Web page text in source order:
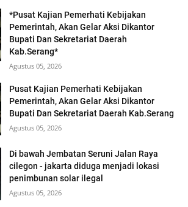
*Pusat Kajian Pemerhati Kebijakan
Pemerintah, Akan Gelar Aksi Dikantor
Bupati Dan Sekretariat Daerah
Kab.Serang*
Agustus 05, 2026
Pusat Kajian Pemerhati Kebijakan
Pemerintah, Akan Gelar Aksi Dikantor
Bupati Dan Sekretariat Daerah Kab.Serang
Agustus 05, 2026
Di bawah Jembatan Seruni Jalan Raya
cilegon - jakarta diduga menjadi lokasi
penimbunan solar ilegal
Agustus 05, 2026